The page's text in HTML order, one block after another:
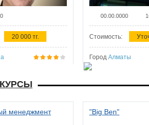
20 000 тг.
00.00.0000
Стоимость:
Город Алматы
КУРСЫ
менеджмент "Big Ben"